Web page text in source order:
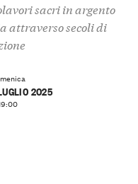
sacri in argento
attraverso secoli di
2025